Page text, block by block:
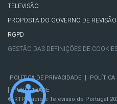
TELEVISÃO
PROPOSTA DO GOVERNO DE
RGPD
GESTÃO DAS DEFINIÇÕES DE
POLÍTICA DE PRIVACIDADE | POLÍTICA
|
PUBLICIDADE
© RTP, Rádio e Televisão de Portugal